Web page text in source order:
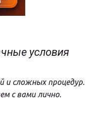
условия
и сложных процедур.
с вами лично.